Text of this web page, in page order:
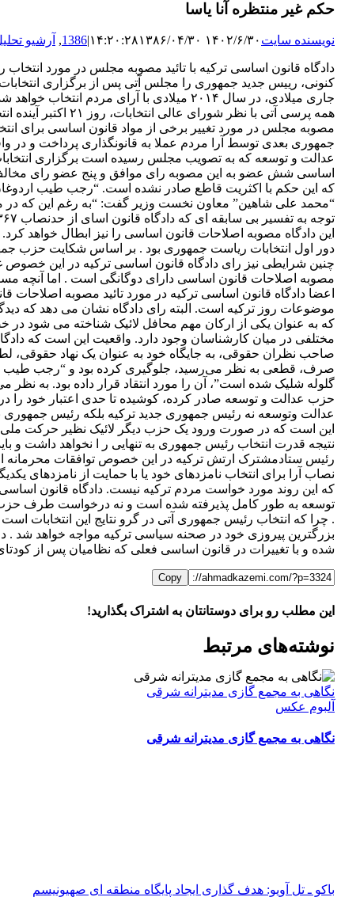
حکم غیر منتظره آنا یاسا
نویسنده سایت ۱۴۰۲/۶/۳۰ ۱۴:۲۰:۲۸ ۱۳۸۶/۰۴/۳۰ |
1386
, آرشیو
دادگاه قانون اساسی ترکیه با تائید مصوبه مجلس در مورد
همه پرسی آتی
مصوبه مجلس در مورد تغییر برخی از مواد قانون اساسی برای
جمهوری بعدی توسط آرا مردم عملا به قانونگذاری پرداخت و
عدالت و توسعه که به تصویب مجلس رسیده است برگزاری
اساسی شش عضو به این مصوبه رای موافق و پنج عضو رای
که این حکم با اکثریت قاطع صادر نشده است. “رجب طیب
“محمد علی شاهین” معاون نخست وزیر گفت: “به رغم این که در
چنین شرایطی نیز رای دادگاه قانون اساسی ترکیه در این خصوص
مصوبه اصلاحات قانون اساسی دارای دوگانگی است . اما آنچه
اعضا دادگاه قانون اساسی ترکیه در مورد تائید مصوبه
موضوعات روز ترکیه است. البته رای دادگاه نشان می دهد که
که به عنوان یکی از ارکان مهم محافل لائیک شناخته می شود
صاحب نظران حقوقی، به جایگاه خود به عنوان یک نهاد حقوقی،
صرف، قطعی به نظر می‌رسید، جلوگیری کرده بود و “رجب طیب
گلوله شلیک شده است”، آن را مورد انتقاد قرار داده بود. به
حزب عدالت و توسعه صادر کرده، کوشیده تا حدی اعتبار خود را
نتیجه قدرت انتخاب رئیس جمهوری به تنهایی ر ا نخواهد داشت و
رئیس ستادمشترک ارتش ترکیه در این خصوص توافقات محرمانه
نصاب آرا برای انتخاب نامزدهای خود یا با حمایت از نامزدهای
که این روند مورد خواست مردم ترکیه نیست. دادگاه قانون
توسعه به طور کامل پذیرفته شده است و نه درخواست طرف حزب
بزرگترین پیروزی خود در صحنه سیاسی ترکیه مواجه خواهد شد .
شده و با تغییرات در قانون اساسی فعلی که نظامیان پس از کودتای نظامی ۱۹۸۰ تدوین کرده‌اند، روند تدوین یک قانون اساسی جدید
Copy
این مطلب رو برای دوستانتان به اشتراک بگذارید!
FacebookX
LinkedIn
WhatsApp
Telegram
ایمیل
نوشته‌‌های مرتبط
نگاهی به مجمع گازی مدیترانه شرقی
آلبوم عکس
نگاهی به مجمع گازی مدیترانه شرقی
باکو ـ تل آویو: هدف گذاری ایجاد پایگاه منطقه ای صهیونیسم